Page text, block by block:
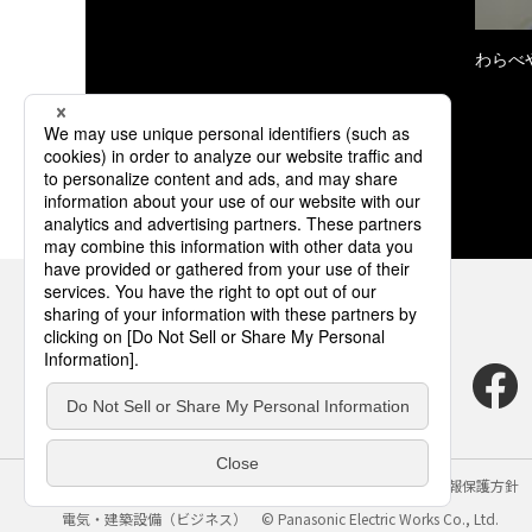
わらべ
サイトのご利用にあたって クッキーポリシー
個人情報保護方針
電気・建築設備（ビジネス）
© Panasonic Electric Works Co., Ltd.